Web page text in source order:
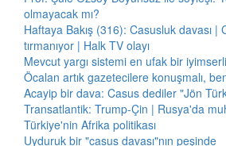
olmayacak mı?
Haftaya Bakış (316): Casusluk davası |
tırmanıyor | Halk TV olayı
Mevcut yargı sistemi en ufak bir
Öcalan artık gazetecilere konuşmalı,
Acayip bir dava: Casus dediler "Jön
Transatlantik: Trump-Çin | Rusya'da
Türkiye'nin Afrika politikası
Uyduruk bir "casus davası"nın peşinde